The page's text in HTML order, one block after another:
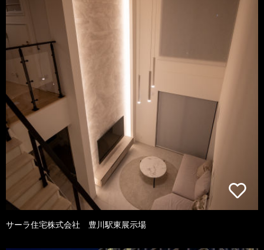
サーラ住宅株式会社 豊川駅東展示場